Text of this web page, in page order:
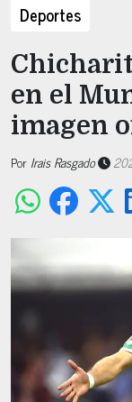
Deportes
en el
imagen
Por Irais Rasgado